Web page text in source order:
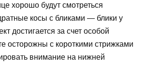
хорошо будут смотреться
косы с бликами — блики у
достигается за счет особой
осторожны с короткими стрижками
внимание на нижней